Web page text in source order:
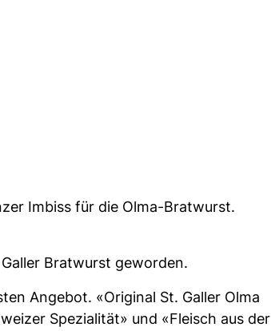
Imbiss für die Olma-Bratwurst.
Bratwurst geworden.
Angebot. «Original St. Galler Olma
Spezialität» und «Fleisch aus der